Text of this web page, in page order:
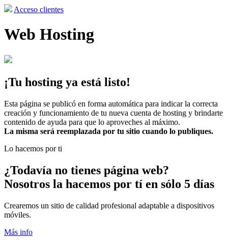
Acceso clientes
Web Hosting
¡Tu hosting ya está listo!
Esta página se publicó en forma automática para indicar la correcta
creación y funcionamiento de tu nueva cuenta de hosting y brindarte
contenido de ayuda para que lo aproveches al máximo.
La misma será reemplazada por tu sitio cuando lo publiques.
Lo hacemos por ti
¿Todavía no tienes página web?
Nosotros la hacemos por tí en sólo 5 días
Crearemos un sitio de calidad profesional adaptable a dispositivos
móviles.
Más info